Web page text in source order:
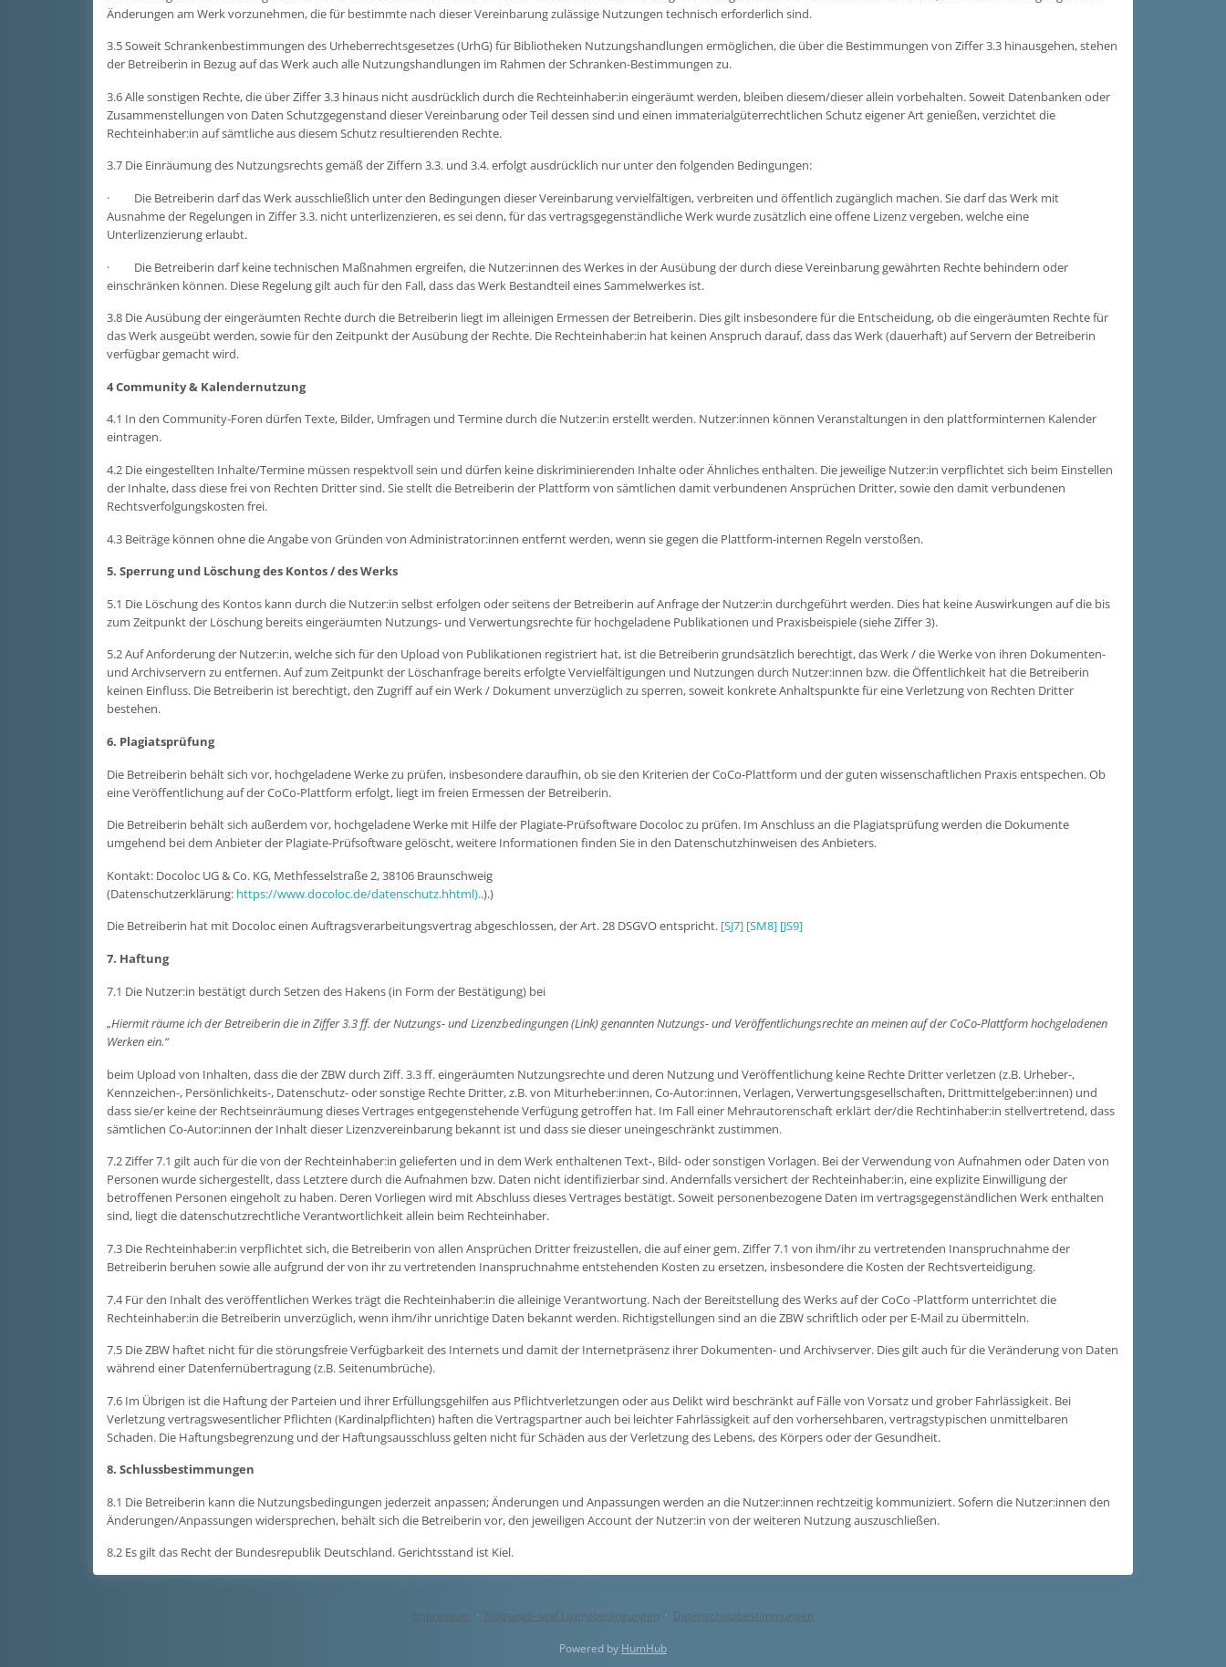
Änderungen am Werk vorzunehmen, die für bestimmte nach dieser Vereinbarung zulässige Nutzungen technisch erforderlich sind.
3.5 Soweit Schrankenbestimmungen des Urheberrechtsgesetzes (UrhG) für Bibliotheken Nutzungshandlungen ermöglichen, die über die Bestimmungen von Ziffer 3.3 hinausgehen, stehen
der Betreiberin in Bezug auf das Werk auch alle Nutzungshandlungen im Rahmen der Schranken-Bestimmungen zu.
3.6 Alle sonstigen Rechte, die über Ziffer 3.3 hinaus nicht ausdrücklich durch die Rechteinhaber:in eingeräumt werden, bleiben diesem/dieser allein vorbehalten. Soweit Datenbanken oder
Zusammenstellungen von Daten Schutzgegenstand dieser Vereinbarung oder Teil dessen sind und einen immaterialgüterrechtlichen Schutz eigener Art genießen, verzichtet die
Rechteinhaber:in auf sämtliche aus diesem Schutz resultierenden Rechte.
3.7 Die Einräumung des Nutzungsrechts gemäß der Ziffern 3.3. und 3.4. erfolgt ausdrücklich nur unter den folgenden Bedingungen:
· Die Betreiberin darf das Werk ausschließlich unter den Bedingungen dieser Vereinbarung vervielfältigen, verbreiten und öffentlich zugänglich machen. Sie darf das Werk mit
Ausnahme der Regelungen in Ziffer 3.3. nicht unterlizenzieren, es sei denn, für das vertragsgegenständliche Werk wurde zusätzlich eine offene Lizenz vergeben, welche eine
Unterlizenzierung erlaubt.
· Die Betreiberin darf keine technischen Maßnahmen ergreifen, die Nutzer:innen des Werkes in der Ausübung der durch diese Vereinbarung gewährten Rechte behindern oder
einschränken können. Diese Regelung gilt auch für den Fall, dass das Werk Bestandteil eines Sammelwerkes ist.
3.8 Die Ausübung der eingeräumten Rechte durch die Betreiberin liegt im alleinigen Ermessen der Betreiberin. Dies gilt insbesondere für die Entscheidung, ob die eingeräumten Rechte für
das Werk ausgeübt werden, sowie für den Zeitpunkt der Ausübung der Rechte. Die Rechteinhaber:in hat keinen Anspruch darauf, dass das Werk (dauerhaft) auf Servern der Betreiberin
verfügbar gemacht wird.
4 Community & Kalendernutzung
4.1 In den Community-Foren dürfen Texte, Bilder, Umfragen und Termine durch die Nutzer:in erstellt werden. Nutzer:innen können Veranstaltungen in den plattforminternen Kalender
eintragen.
4.2 Die eingestellten Inhalte/Termine müssen respektvoll sein und dürfen keine diskriminierenden Inhalte oder Ähnliches enthalten. Die jeweilige Nutzer:in verpflichtet sich beim Einstellen
der Inhalte, dass diese frei von Rechten Dritter sind. Sie stellt die Betreiberin der Plattform von sämtlichen damit verbundenen Ansprüchen Dritter, sowie den damit verbundenen
Rechtsverfolgungskosten frei.
4.3 Beiträge können ohne die Angabe von Gründen von Administrator:innen entfernt werden, wenn sie gegen die Plattform-internen Regeln verstoßen.
5. Sperrung und Löschung des Kontos / des Werks
5.1 Die Löschung des Kontos kann durch die Nutzer:in selbst erfolgen oder seitens der Betreiberin auf Anfrage der Nutzer:in durchgeführt werden. Dies hat keine Auswirkungen auf die bis
zum Zeitpunkt der Löschung bereits eingeräumten Nutzungs- und Verwertungsrechte für hochgeladene Publikationen und Praxisbeispiele (siehe Ziffer 3).
5.2 Auf Anforderung der Nutzer:in, welche sich für den Upload von Publikationen registriert hat, ist die Betreiberin grundsätzlich berechtigt, das Werk / die Werke von ihren Dokumenten-
und Archivservern zu entfernen. Auf zum Zeitpunkt der Löschanfrage bereits erfolgte Vervielfältigungen und Nutzungen durch Nutzer:innen bzw. die Öffentlichkeit hat die Betreiberin
keinen Einfluss. Die Betreiberin ist berechtigt, den Zugriff auf ein Werk / Dokument unverzüglich zu sperren, soweit konkrete Anhaltspunkte für eine Verletzung von Rechten Dritter
bestehen.
6. Plagiatsprüfung
Die Betreiberin behält sich vor, hochgeladene Werke zu prüfen, insbesondere daraufhin, ob sie den Kriterien der CoCo-Plattform und der guten wissenschaftlichen Praxis entspechen. Ob
eine Veröffentlichung auf der CoCo-Plattform erfolgt, liegt im freien Ermessen der Betreiberin.
Die Betreiberin behält sich außerdem vor, hochgeladene Werke mit Hilfe der Plagiate-Prüfsoftware Docoloc zu prüfen. Im Anschluss an die Plagiatsprüfung werden die Dokumente
umgehend bei dem Anbieter der Plagiate-Prüfsoftware gelöscht, weitere Informationen finden Sie in den Datenschutzhinweisen des Anbieters.
Kontakt: Docoloc UG & Co. KG, Methfesselstraße 2, 38106 Braunschweig
(Datenschutzerklärung: https://www.docoloc.de/datenschutz.hhtml)..).)
Die Betreiberin hat mit Docoloc einen Auftragsverarbeitungsvertrag abgeschlossen, der Art. 28 DSGVO entspricht. [SJ7] [SM8] [JS9]
7. Haftung
7.1 Die Nutzer:in bestätigt durch Setzen des Hakens (in Form der Bestätigung) bei
„Hiermit räume ich der Betreiberin die in Ziffer 3.3 ff. der Nutzungs- und Lizenzbedingungen (Link) genannten Nutzungs- und Veröffentlichungsrechte an meinen auf der CoCo-Plattform hochgeladenen
Werken ein.“
beim Upload von Inhalten, dass die der ZBW durch Ziff. 3.3 ff. eingeräumten Nutzungsrechte und deren Nutzung und Veröffentlichung keine Rechte Dritter verletzen (z.B. Urheber-,
Kennzeichen-, Persönlichkeits-, Datenschutz- oder sonstige Rechte Dritter, z.B. von Miturheber:innen, Co-Autor:innen, Verlagen, Verwertungsgesellschaften, Drittmittelgeber:innen) und
dass sie/er keine der Rechtseinräumung dieses Vertrages entgegenstehende Verfügung getroffen hat. Im Fall einer Mehrautorenschaft erklärt der/die Rechtinhaber:in stellvertretend, dass
sämtlichen Co-Autor:innen der Inhalt dieser Lizenzvereinbarung bekannt ist und dass sie dieser uneingeschränkt zustimmen.
7.2 Ziffer 7.1 gilt auch für die von der Rechteinhaber:in gelieferten und in dem Werk enthaltenen Text-, Bild- oder sonstigen Vorlagen. Bei der Verwendung von Aufnahmen oder Daten von
Personen wurde sichergestellt, dass Letztere durch die Aufnahmen bzw. Daten nicht identifizierbar sind. Andernfalls versichert der Rechteinhaber:in, eine explizite Einwilligung der
betroffenen Personen eingeholt zu haben. Deren Vorliegen wird mit Abschluss dieses Vertrages bestätigt. Soweit personenbezogene Daten im vertragsgegenständlichen Werk enthalten
sind, liegt die datenschutzrechtliche Verantwortlichkeit allein beim Rechteinhaber.
7.3 Die Rechteinhaber:in verpflichtet sich, die Betreiberin von allen Ansprüchen Dritter freizustellen, die auf einer gem. Ziffer 7.1 von ihm/ihr zu vertretenden Inanspruchnahme der
Betreiberin beruhen sowie alle aufgrund der von ihr zu vertretenden Inanspruchnahme entstehenden Kosten zu ersetzen, insbesondere die Kosten der Rechtsverteidigung.
7.4 Für den Inhalt des veröffentlichen Werkes trägt die Rechteinhaber:in die alleinige Verantwortung. Nach der Bereitstellung des Werks auf der CoCo -Plattform unterrichtet die
Rechteinhaber:in die Betreiberin unverzüglich, wenn ihm/ihr unrichtige Daten bekannt werden. Richtigstellungen sind an die ZBW schriftlich oder per E-Mail zu übermitteln.
7.5 Die ZBW haftet nicht für die störungsfreie Verfügbarkeit des Internets und damit der Internetpräsenz ihrer Dokumenten- und Archivserver. Dies gilt auch für die Veränderung von Daten
während einer Datenfernübertragung (z.B. Seitenumbrüche).
7.6 Im Übrigen ist die Haftung der Parteien und ihrer Erfüllungsgehilfen aus Pflichtverletzungen oder aus Delikt wird beschränkt auf Fälle von Vorsatz und grober Fahrlässigkeit. Bei
Verletzung vertragswesentlicher Pflichten (Kardinalpflichten) haften die Vertragspartner auch bei leichter Fahrlässigkeit auf den vorhersehbaren, vertragstypischen unmittelbaren
Schaden. Die Haftungsbegrenzung und der Haftungsausschluss gelten nicht für Schäden aus der Verletzung des Lebens, des Körpers oder der Gesundheit.
8. Schlussbestimmungen
8.1 Die Betreiberin kann die Nutzungsbedingungen jederzeit anpassen; Änderungen und Anpassungen werden an die Nutzer:innen rechtzeitig kommuniziert. Sofern die Nutzer:innen den
Änderungen/Anpassungen widersprechen, behält sich die Betreiberin vor, den jeweiligen Account der Nutzer:in von der weiteren Nutzung auszuschließen.
8.2 Es gilt das Recht der Bundesrepublik Deutschland. Gerichtsstand ist Kiel.
Impressum · Nutzungs- und Lizenzbedingungen · Datenschutzbestimmungen
Powered by HumHub